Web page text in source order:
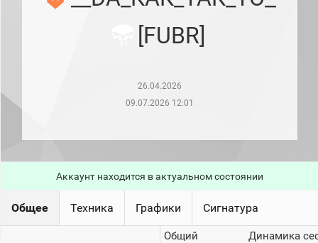
игроков
Статистика
стримеров
[FUBR]
26.04.2026
09.07.2026 12:01
Аккаунт находится в актуальном состоянии
Общее Техника Графики Сигнатура
Общий Динамика